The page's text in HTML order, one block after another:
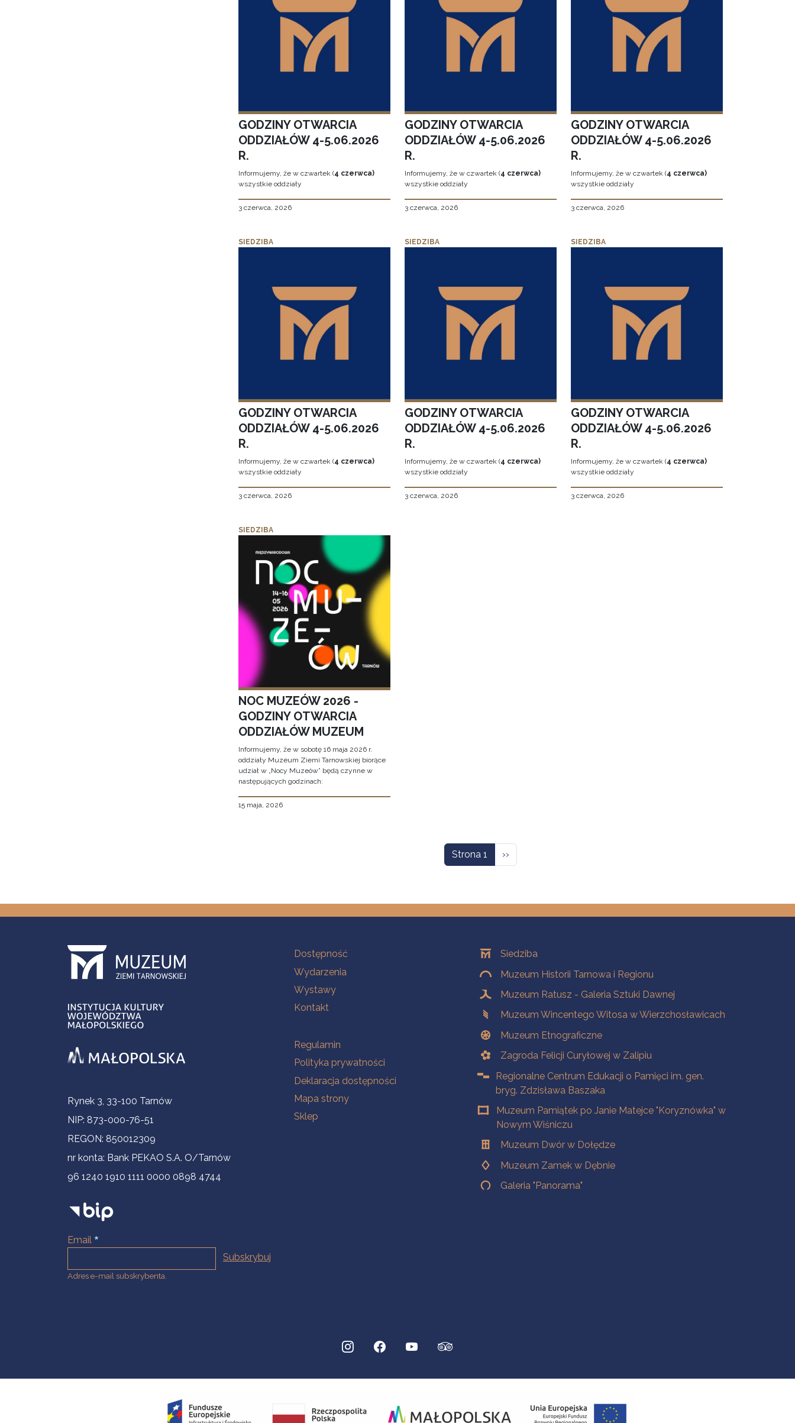
GODZINY OTWARCIA
ODDZIAŁÓW 4-5.06.2026
R.
Informujemy, że w czwartek (4 czerwca)
wszystkie oddziały
3 czerwca, 2026
GODZINY OTWARCIA
ODDZIAŁÓW 4-5.06.2026
R.
Informujemy, że w czwartek (4 czerwca)
wszystkie oddziały
3 czerwca, 2026
GODZINY OTWARCIA
ODDZIAŁÓW 4-5.06.2026
R.
Informujemy, że w czwartek (4 czerwca)
wszystkie oddziały
3 czerwca, 2026
SIEDZIBA
GODZINY OTWARCIA
ODDZIAŁÓW 4-5.06.2026
R.
Informujemy, że w czwartek (4 czerwca)
wszystkie oddziały
3 czerwca, 2026
SIEDZIBA
GODZINY OTWARCIA
ODDZIAŁÓW 4-5.06.2026
R.
Informujemy, że w czwartek (4 czerwca)
wszystkie oddziały
3 czerwca, 2026
SIEDZIBA
GODZINY OTWARCIA
ODDZIAŁÓW 4-5.06.2026
R.
Informujemy, że w czwartek (4 czerwca)
wszystkie oddziały
3 czerwca, 2026
SIEDZIBA
NOC MUZEÓW 2026 -
GODZINY OTWARCIA
ODDZIAŁÓW MUZEUM
Informujemy, że w sobotę 16 maja 2026 r.
oddziały Muzeum Ziemi Tarnowskiej biorące
udział w „Nocy Muzeów” będą czynne w
następujących godzinach:
15 maja, 2026
Strona 1 Następna strona
››
Informacje kontaktowe
Rynek 3, 33-100 Tarnów
NIP: 873-000-76-51
REGON: 850012309
nr konta: Bank PEKAO S.A. O/Tarnów
96 1240 1910 1111 0000 0898 4744
Email
Adres e-mail subskrybenta.
Na skróty
Dostępność
Wydarzenia
Wystawy
Kontakt
Na skróty
Regulamin
Polityka prywatności
Deklaracja dostępności
Mapa strony
Sklep
OddziałySiedziba
Muzeum Historii Tarnowa i Regionu
Muzeum Ratusz - Galeria Sztuki Dawnej
Muzeum Wincentego Witosa w Wierzchosławicach
Muzeum Etnograficzne
Zagroda Felicji Curyłowej w Zalipiu
Regionalne Centrum Edukacji o Pamięci im. gen.
bryg. Zdzisława Baszaka
Muzeum Pamiątek po Janie Matejce "Koryznówka" w
Nowym Wiśniczu
Muzeum Dwór w Dołędze
Muzeum Zamek w Dębnie
Galeria "Panorama"